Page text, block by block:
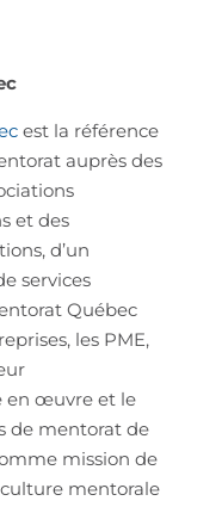
est la référence
auprès des
et des
d’un
services
Québec
les PME,
en œuvre et le
de mentorat de
mission de
mentorale